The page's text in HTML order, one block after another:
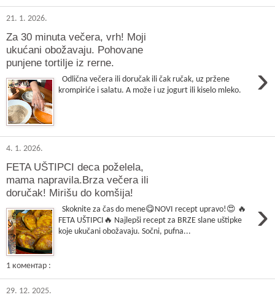
21. 1. 2026.
Za 30 minuta večera, vrh! Moji
ukućani obožavaju. Pohovane
punjene tortilje iz rerne.
›
Odlična večera ili doručak ili čak ručak, uz pržene
krompiriće i salatu. A može i uz jogurt ili kiselo mleko.
4. 1. 2026.
FETA UŠTIPCI deca poželela,
mama napravila.Brza večera ili
doručak! Mirišu do komšija!
›
Skoknite za čas do mene😋NOVI recept upravo!😍 🔥
FETA UŠTIPCI🔥 Najlepši recept za BRZE slane uštipke
koje ukučani obožavaju. Sočni, pufna...
1 коментар :
29. 12. 2025.